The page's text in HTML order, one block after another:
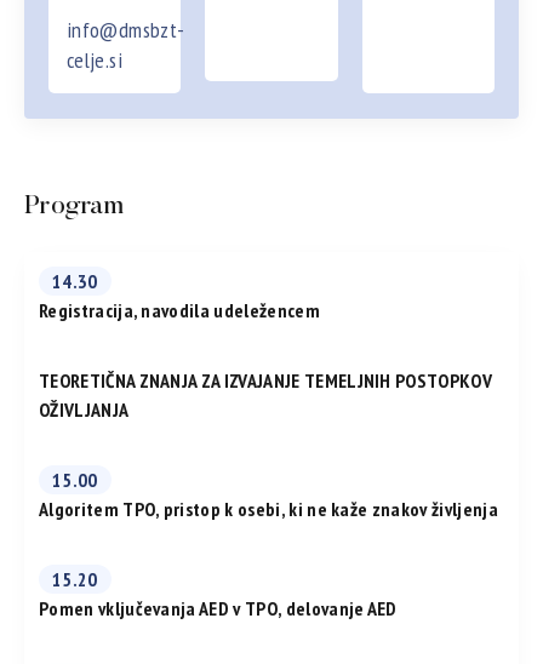
info@dmsbzt-
celje.si
Program
14.30
Registracija, navodila udeležencem
TEORETIČNA ZNANJA ZA IZVAJANJE TEMELJNIH POSTOPKOV
OŽIVLJANJA
15.00
Algoritem TPO, pristop k osebi, ki ne kaže znakov življenja
15.20
Pomen vključevanja AED v TPO, delovanje AED